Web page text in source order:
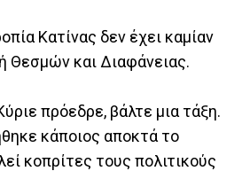
Κατίνας δεν έχει καμίαν
Θεσμών και Διαφάνειας.
πρόεδρε, βάλτε μια τάξη.
κάποιος αποκτά το
κοπρίτες τους πολιτικούς